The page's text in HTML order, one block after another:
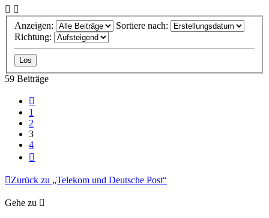
Anzeigen:
Sortiere nach:
Richtung:
59 Beiträge
1
2
3
4
Zurück zu „Telekom und Deutsche Post“
Gehe zu